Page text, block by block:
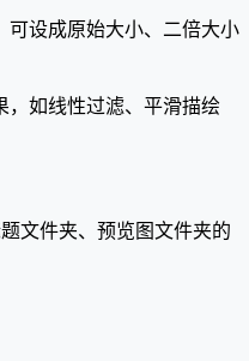
可设成原始大小、二倍大小
，如线性过滤、平滑描绘
文件夹、预览图文件夹的